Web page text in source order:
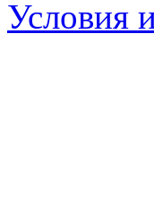
Условия